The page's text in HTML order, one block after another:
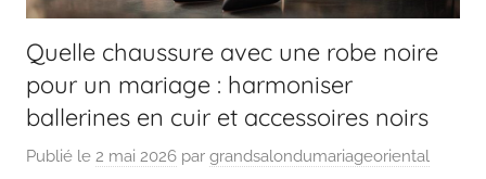
Quelle chaussure avec une robe noire
pour un mariage : harmoniser
ballerines en cuir et accessoires noirs
Publié le 2 mai 2026 par grandsalondumariageoriental